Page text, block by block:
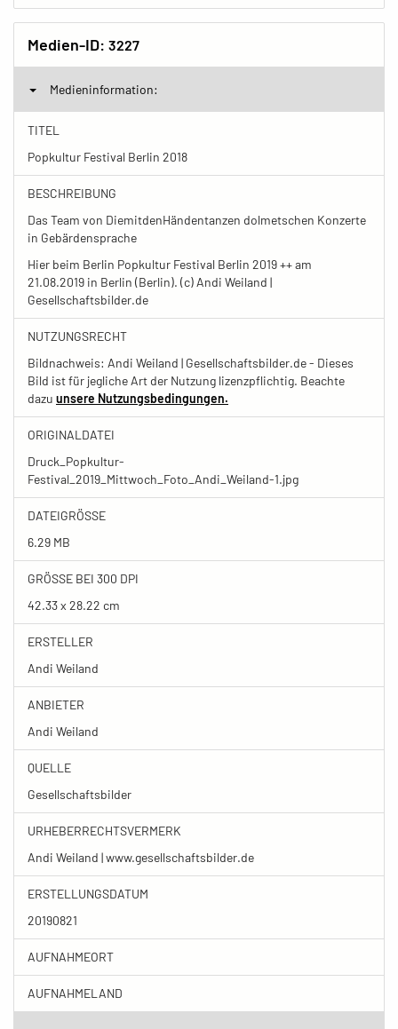
Medien-ID: 3227
Medieninformation:
TITEL
Popkultur Festival Berlin 2018
BESCHREIBUNG
Das Team von DiemitdenHändentanzen dolmetschen Konzerte
in Gebärdensprache
Hier beim Berlin Popkultur Festival Berlin 2019 ++ am
21.08.2019 in Berlin (Berlin). (c) Andi Weiland |
Gesellschaftsbilder.de
NUTZUNGSRECHT
Bildnachweis: Andi Weiland | Gesellschaftsbilder.de - Dieses
Bild ist für jegliche Art der Nutzung lizenzpflichtig. Beachte
dazu unsere Nutzungsbedingungen.
ORIGINALDATEI
Druck_Popkultur-
Festival_2019_Mittwoch_Foto_Andi_Weiland-1.jpg
DATEIGRÖSSE
6.29 MB
GRÖSSE BEI 300 DPI
42.33 x 28.22 cm
ERSTELLER
Andi Weiland
ANBIETER
Andi Weiland
QUELLE
Gesellschaftsbilder
URHEBERRECHTSVERMERK
Andi Weiland | www.gesellschaftsbilder.de
ERSTELLUNGSDATUM
20190821
AUFNAHMEORT
AUFNAHMELAND